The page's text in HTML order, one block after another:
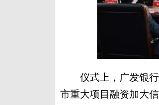
仪式上，广发银行
市重大项目融资加大